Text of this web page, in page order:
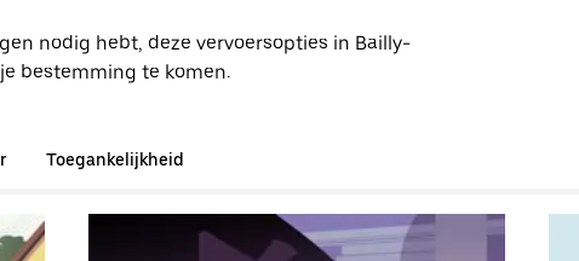
nodig hebt, deze vervoersopties in Bailly-
bestemming te komen.
Toegankelijkheid